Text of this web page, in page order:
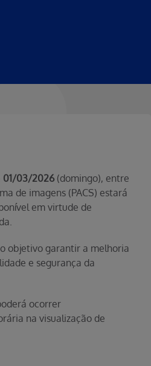
01/03/2026 (domingo), entre
de imagens (PACS) estará
em virtude de
objetivo garantir a melhoria
e segurança da
ocorrer
na visualização de